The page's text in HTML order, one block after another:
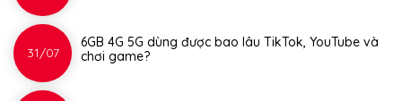
31/07
6GB 4G 5G dùng được bao lâu TikTok, YouTube và
chơi game?